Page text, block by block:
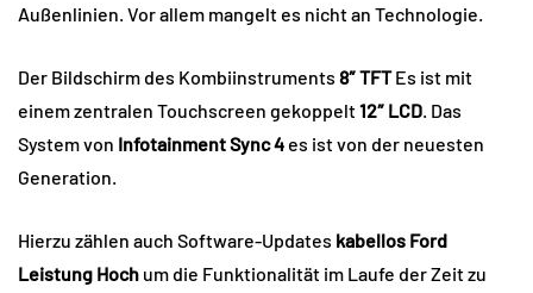
Außenlinien. Vor allem mangelt es nicht an Technologie.
Der Bildschirm des Kombiinstruments 8″ TFTEs ist mit
einem zentralen Touchscreen gekoppelt12″ LCD . Das
System von Infotainment Sync 4 es ist von der neuesten
Generation.
Hierzu zählen auch Software-Updates kabellos Ford
Leistung Hoch um die Funktionalität im Laufe der Zeit zu